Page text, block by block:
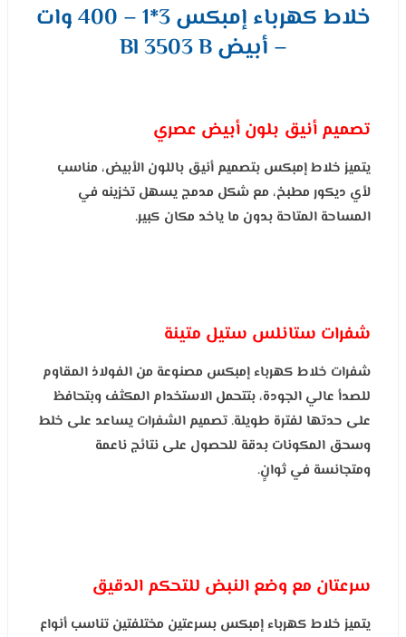
خلاط كهرباء إمبكس 3*1 – 400 وات
– أبيض Bl 3503 B
تصميم أنيق بلون أبيض عصري
يتميز خلاط إمبكس بتصميم أنيق باللون الأبيض، مناسب
لأي ديكور مطبخ، مع شكل مدمج يسهل تخزينه في
المساحة المتاحة بدون ما ياخد مكان كبير.
شفرات ستانلس ستيل متينة
شفرات خلاط كهرباء إمبكس مصنوعة من الفولاذ المقاوم
للصدأ عالي الجودة، بتتحمل الاستخدام المكثف وبتحافظ
على حدتها لفترة طويلة. تصميم الشفرات يساعد على خلط
وسحق المكونات بدقة للحصول على نتائج ناعمة
ومتجانسة في ثوانٍ.
سرعتان مع وضع النبض للتحكم الدقيق
يتميز خلاط كهرباء إمبكس بسرعتين مختلفتين تناسب أنواع